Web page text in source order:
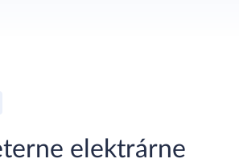
elektrárne